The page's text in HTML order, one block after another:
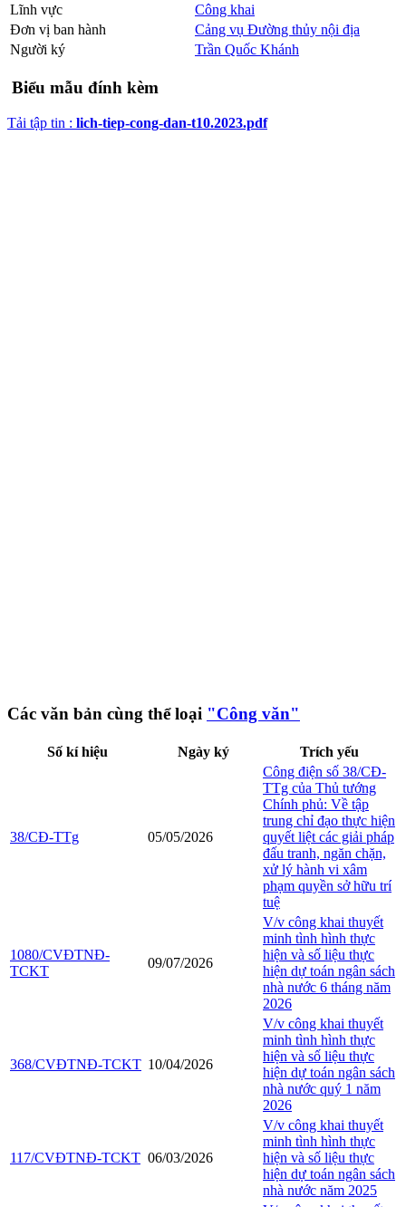
Lĩnh vực
Công khai
Đơn vị ban hành
Cảng vụ Đường thủy nội địa
Người ký
Trần Quốc Khánh
Biểu mẫu đính kèm
Tải tập tin : lich-tiep-cong-dan-t10.2023.pdf
Các văn bản cùng thể loại "Công văn"
Số kí hiệu Ngày ký Trích yếu
38/CĐ-TTg 05/05/2026
Công điện số 38/CĐ-
TTg của Thủ tướng
Chính phủ: Về tập
trung chỉ đạo thực hiện
quyết liệt các giải pháp
đấu tranh, ngăn chặn,
xử lý hành vi xâm
phạm quyền sở hữu trí
tuệ
1080/CVĐTNĐ-
TCKT
09/07/2026
V/v công khai thuyết
minh tình hình thực
hiện và số liệu thực
hiện dự toán ngân sách
nhà nước 6 tháng năm
2026
368/CVĐTNĐ-TCKT 10/04/2026
V/v công khai thuyết
minh tình hình thực
hiện và số liệu thực
hiện dự toán ngân sách
nhà nước quý 1 năm
2026
117/CVĐTNĐ-TCKT 06/03/2026
V/v công khai thuyết
minh tình hình thực
hiện và số liệu thực
hiện dự toán ngân sách
nhà nước năm 2025